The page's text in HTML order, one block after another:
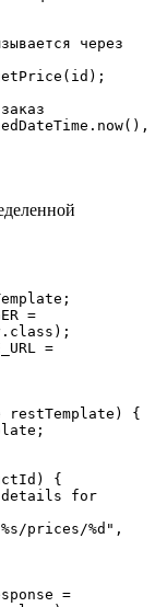
заказ
restTemplate) {
{